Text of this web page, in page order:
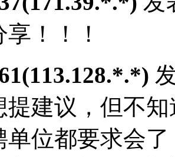
！！！
提建议，但不
单位都要求会